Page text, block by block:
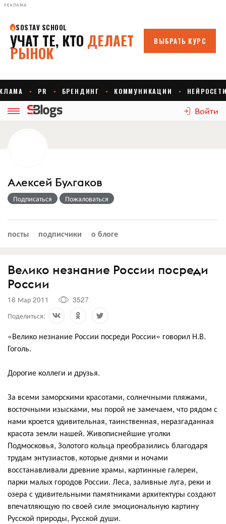
РЕКЛАМА
Войти
Алексей Булгаков
Подписаться Пожаловаться
посты подписчики о блоге
Велико незнание России посреди
России
16 Мар 2011
3527
Поделиться:
«Велико незнание России посреди России» говорил Н.В.
Гоголь.
Дорогие коллеги и друзья.
За всеми заморскими красотами, солнечными пляжами,
восточными изысками, мы порой не замечаем, что рядом с
нами кроется удивительная, таинственная, неразгаданная
красота земли нашей. Живописнейшие уголки
Подмосковья, Золотого кольца преобразились благодаря
трудам энтузиастов, которые днями и ночами
восстанавливали древние храмы, картинные галереи,
парки малых городов России. Леса, заливные луга, реки и
озера с удивительными памятниками архитектуры создают
впечатляющую по своей силе эмоциональную картину
Русской природы, Русской души.